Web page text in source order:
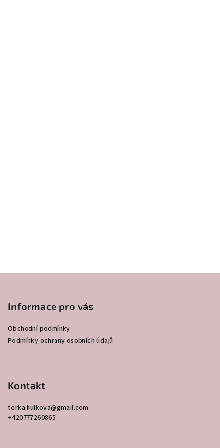
Informace pro vás
Obchodní podmínky
Podmínky ochrany osobních údajů
Kontakt
terka.hulkova@gmail.com
+420777260865